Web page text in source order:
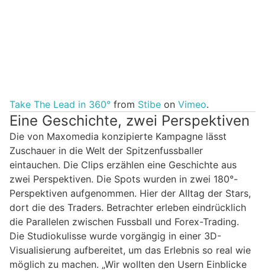
Take The Lead in 360° from Stibe on Vimeo.
Eine Geschichte, zwei Perspektiven
Die von Maxomedia konzipierte Kampagne lässt
Zuschauer in die Welt der Spitzenfussballer
eintauchen. Die Clips erzählen eine Geschichte aus
zwei Perspektiven. Die Spots wurden in zwei 180°-
Perspektiven aufgenommen. Hier der Alltag der Stars,
dort die des Traders. Betrachter erleben eindrücklich
die Parallelen zwischen Fussball und Forex-Trading.
Die Studiokulisse wurde vorgängig in einer 3D-
Visualisierung aufbereitet, um das Erlebnis so real wie
möglich zu machen. „Wir wollten den Usern Einblicke